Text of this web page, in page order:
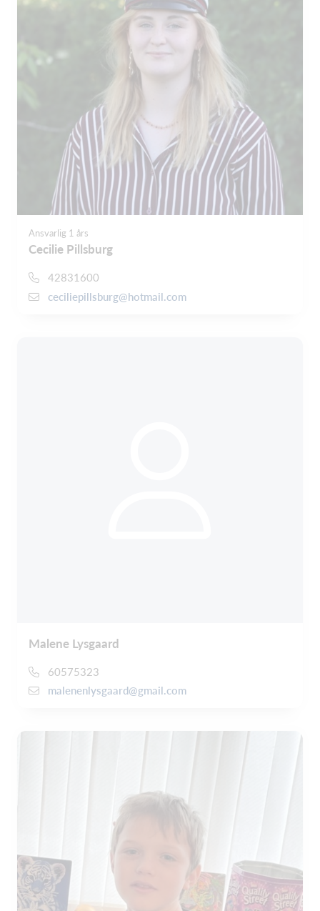
Ansvarlig 1 års
Cecilie Pillsburg
42831600
ceciliepillsburg@hotmail.com
Malene Lysgaard
60575323
malenenlysgaard@gmail.com